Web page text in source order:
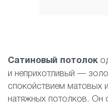
Сатиновый потолок
и неприхотливый —
спокойствием матовых
натяжных потолков. Он